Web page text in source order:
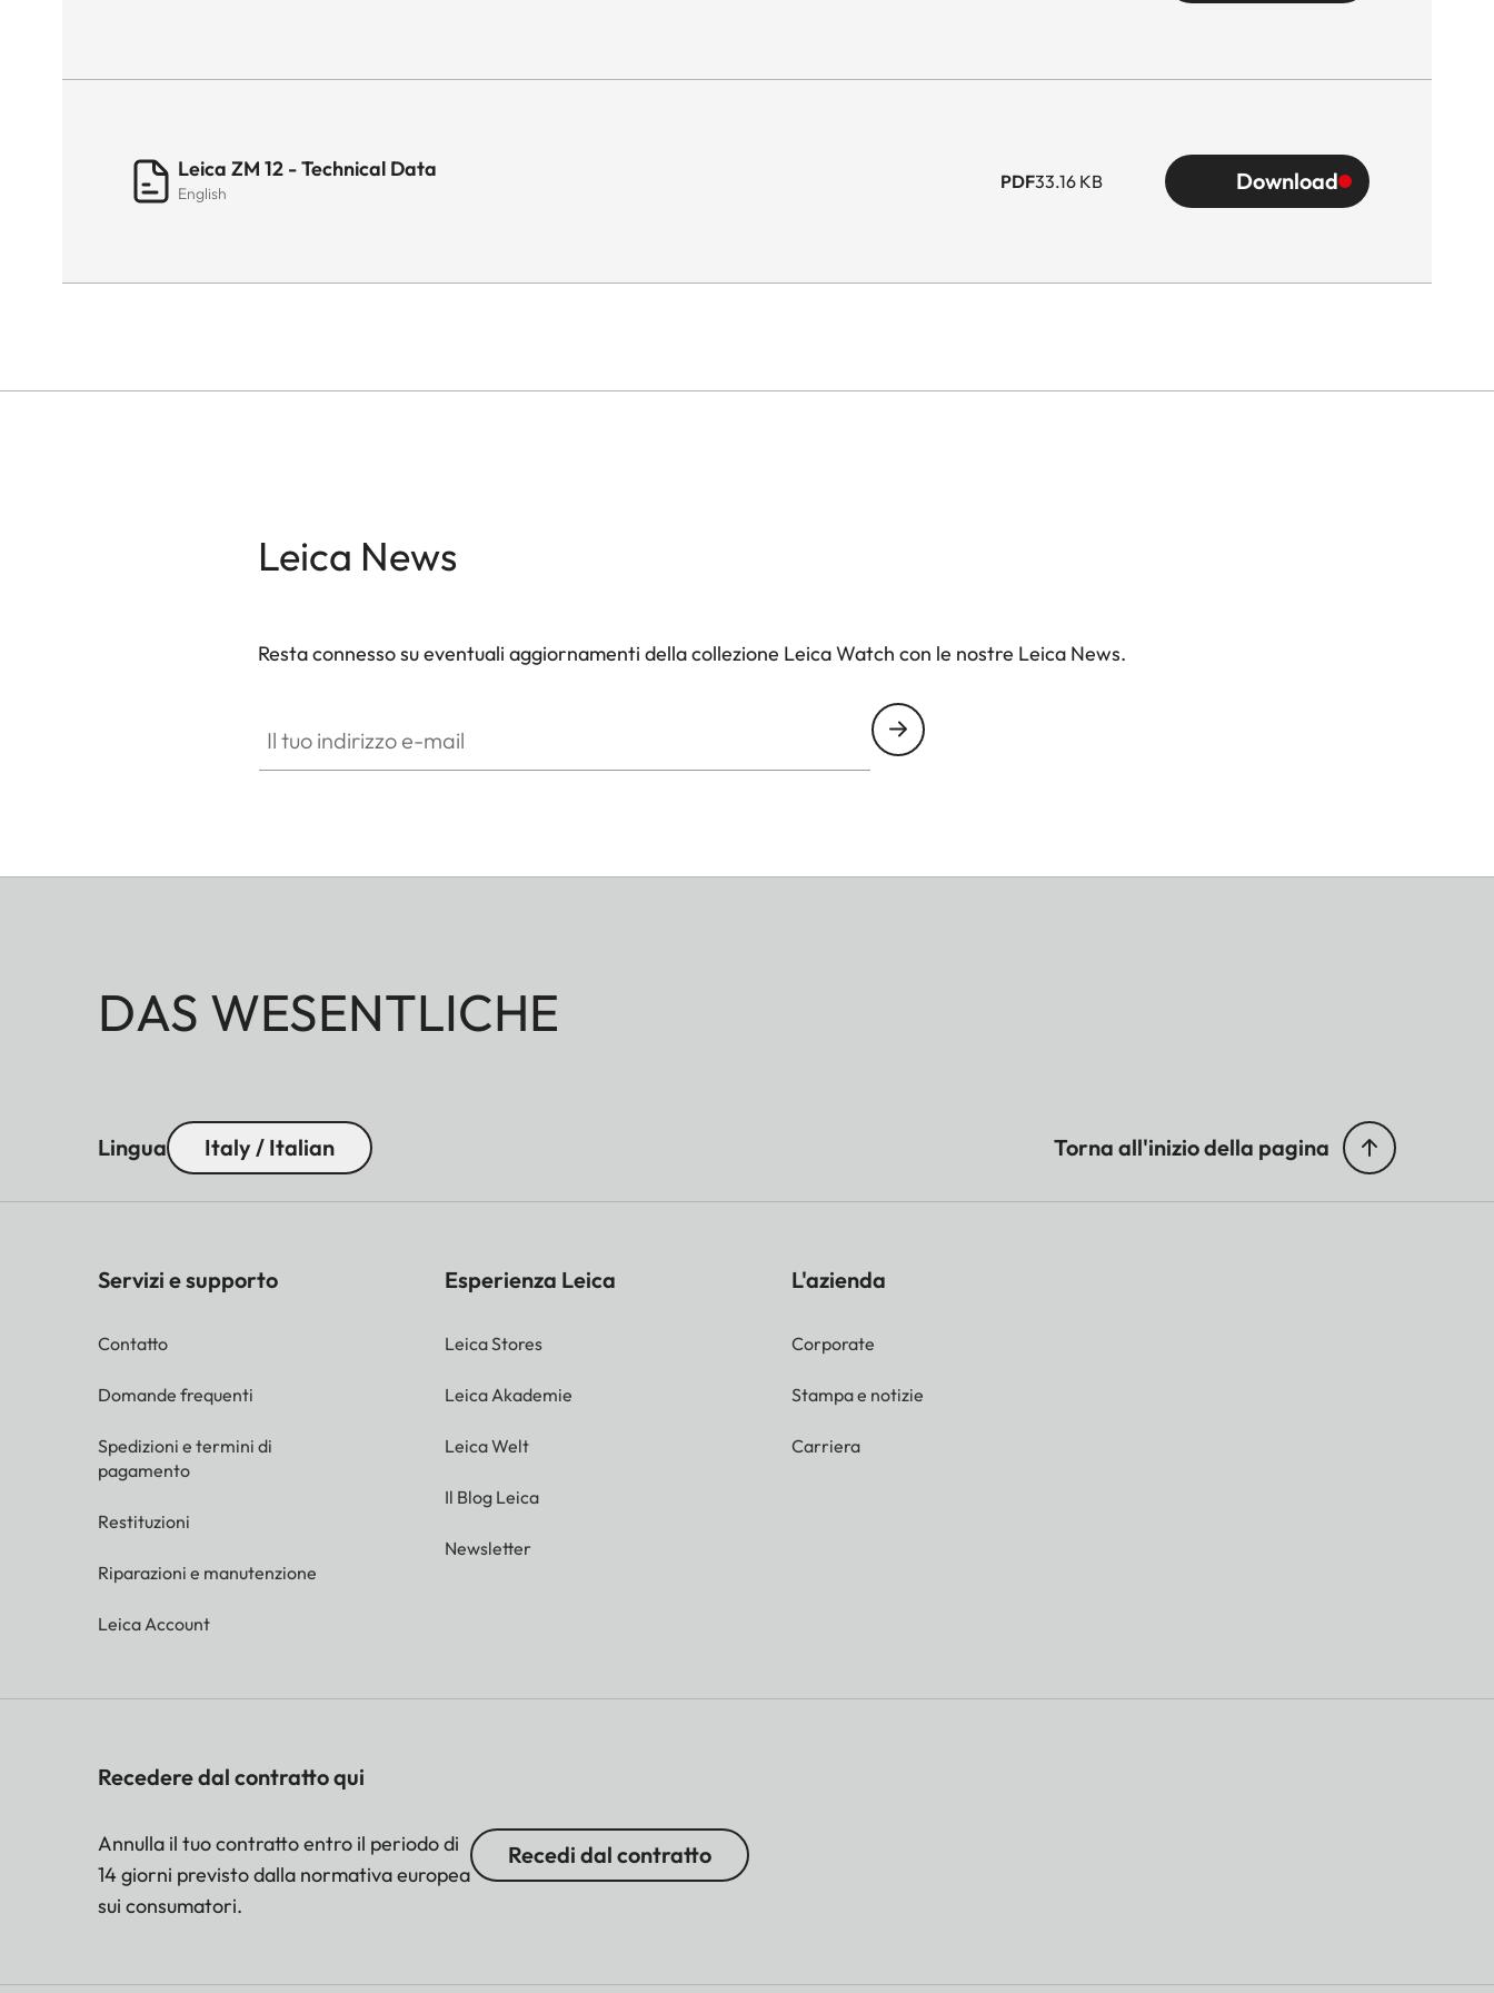
Leica ZM 12 - Technical Data
English
PDF33.16 KB Download
Leica News
Resta connesso su eventuali aggiornamenti della collezione Leica Watch con le nostre Leica News.
DAS WESENTLICHE
Lingua Italy / Italian Torna all'inizio della pagina
Servizi e supporto
Contatto
Domande frequenti
Spedizioni e termini di
pagamento
Restituzioni
Riparazioni e manutenzione
Leica Account
Esperienza Leica
Leica Stores
Leica Akademie
Leica Welt
Il Blog Leica
Newsletter
L'azienda
Corporate
Stampa e notizie
Carriera
Recedere dal contratto qui
Annulla il tuo contratto entro il periodo di
14 giorni previsto dalla normativa europea
sui consumatori.
Recedi dal contratto